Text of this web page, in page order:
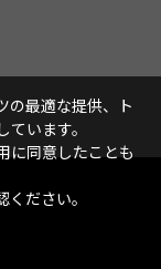
の最適な提供、ト
います。
に同意したことも
ください。